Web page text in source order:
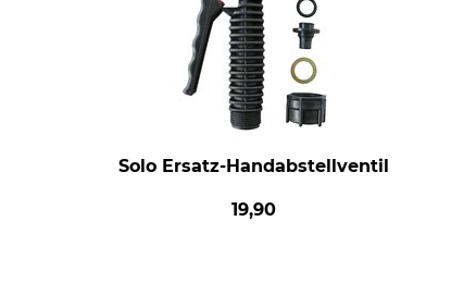
Solo Ersatz-Handabstellventil
19,90